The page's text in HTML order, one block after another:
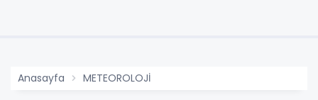
Anasayfa METEOROLOJİ